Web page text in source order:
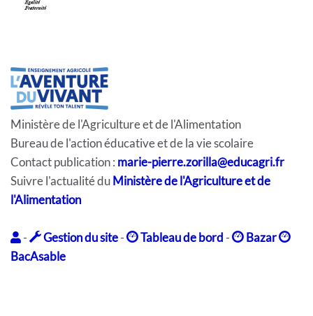
Ministère de l'Agriculture et de l'Alimentation
Bureau de l'action éducative et de la vie scolaire
Contact publication : marie-pierre.zorilla@educagri.fr
Suivre l'actualité duMinistère de l'Agriculture et de
l'Alimentation
- Gestion du site- Tableau de bord-
Bazar
BacAsable